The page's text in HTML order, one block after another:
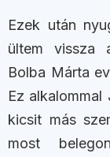
Ezek után
ültem vissza
Bolba Márta
Ez
kicsit más
most